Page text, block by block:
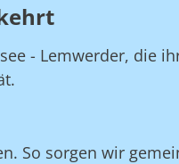
- Lemwerder, die
So sorgen wir